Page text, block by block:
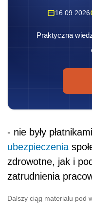
16.09.2026
Praktyczna
- nie były
ubezpieczenia
zdrowotne, jak i
zatrudnienia
Dalszy ciąg materiału pod